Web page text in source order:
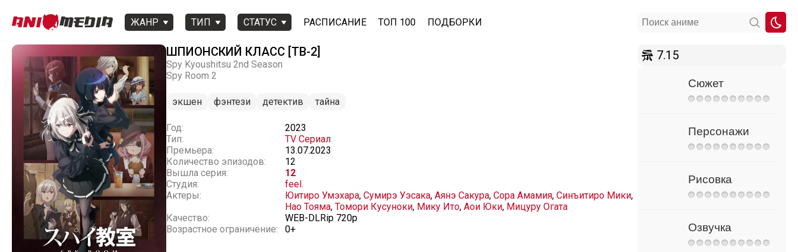
ЖАНР ТИП СТАТУС РАСПИСАНИЕ ТОП 100 ПОДБОРКИ
ШПИОНСКИЙ КЛАСС [ТВ-2]
Spy Kyoushitsu 2nd Season
Spy Room 2
экшен фэнтези детектив тайна
Год:
2023
Тип:
TV Сериал
Премьера:
13.07.2023
Количество эпизодов:
12
Вышла серия:
12
Студия:
feel.
Актеры:
Юитиро Умэхара, Сумирэ Уэсака, Аянэ Сакура, Сора Амамия, Синъитиро Мики,
Нао Тояма, Томори Кусуноки, Мику Ито, Аои Юки, Мицуру Огата
Качество:
WEB-DLRip 720p
Возрастное ограничение:
0+
7.15
Сюжет
Персонажи
Рисовка
Озвучка